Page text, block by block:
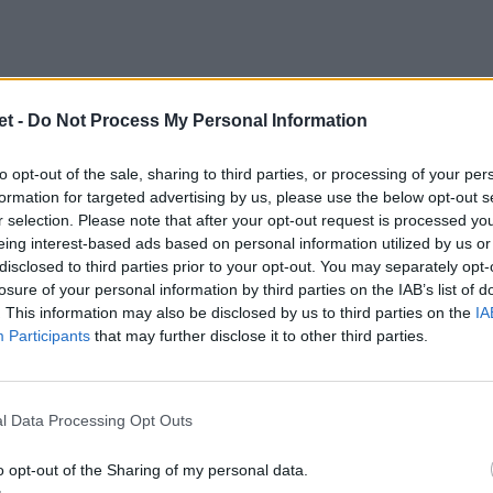
- Do Not Process My Personal Information
opt-out of the sale, sharing to third parties, or processing of your
for targeted advertising by us, please use the below opt-out
selection. Please note that after your opt-out request is processed
interest-based ads based on personal information utilized by us
to third parties prior to your opt-out. You may separately
of your personal information by third parties on the IAB’s list of
This information may also be disclosed by us to third parties on the
Participants that may further disclose it to other third parties.
Data Processing Opt Outs
opt-out of the Sharing of my personal data.
Chicken Rugby e Mastini di Opera
sono
Milano Sud. “Le tre societа del
capoluogo lombardo, uniscono i loro
qualità del proprio impegno nella
un percorso comune” recita il